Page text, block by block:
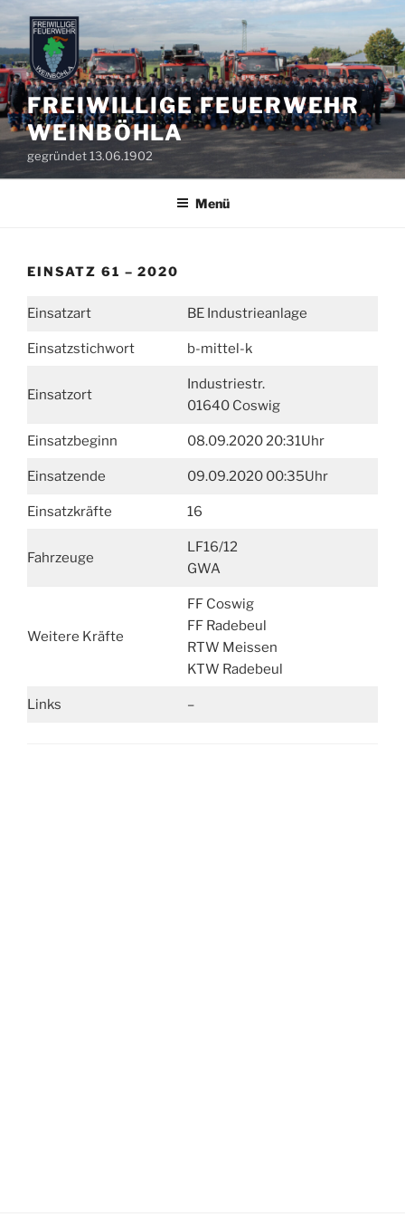
Inhalt
springen
FREIWILLIGE FEUERWEHR
WEINBÖHLA
gegründet 13.06.1902
Menü
EINSATZ 61 – 2020
Einsatzart BE Industrieanlage
Einsatzstichwort b-mittel-k
Einsatzort
Industriestr.
01640 Coswig
Einsatzbeginn 08.09.2020 20:31Uhr
Einsatzende 09.09.2020 00:35Uhr
Einsatzkräfte 16
Fahrzeuge
LF16/12
GWA
Weitere Kräfte
FF Coswig
FF Radebeul
RTW Meissen
KTW Radebeul
Links –